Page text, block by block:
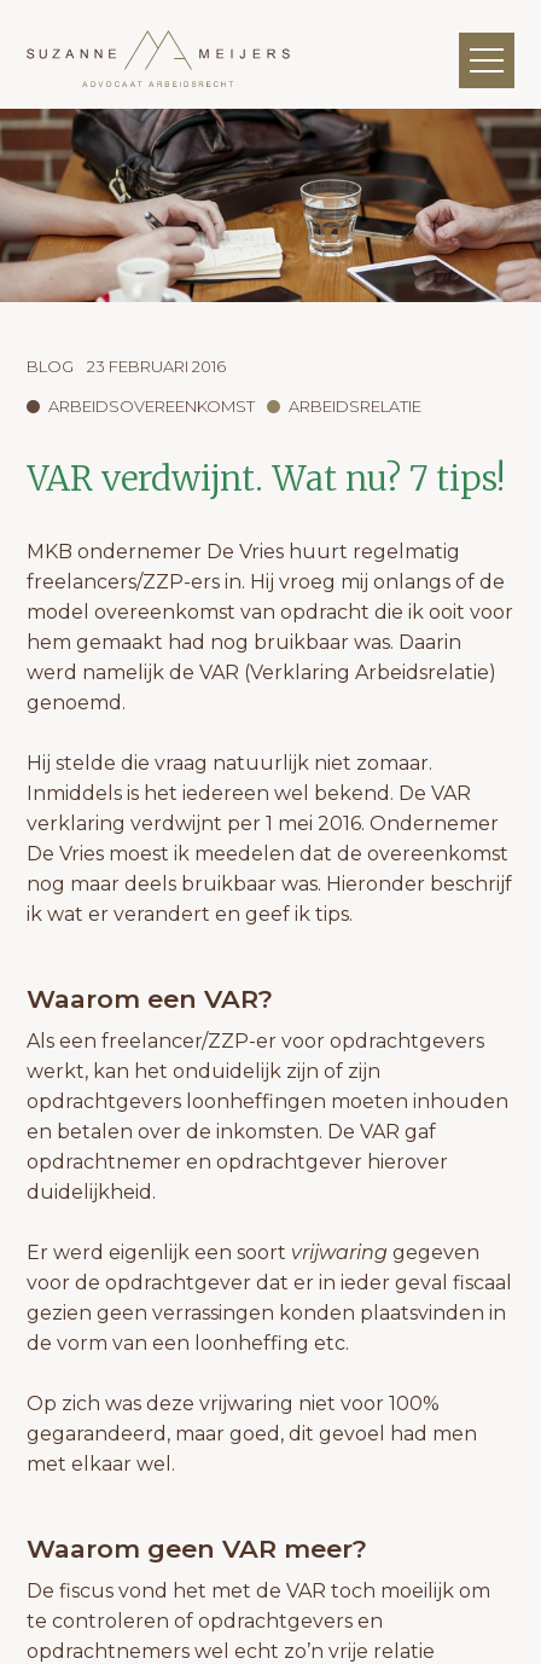
BLOG 23 FEBRUARI 2016
ARBEIDSOVEREENKOMST ARBEIDSRELATIE
VAR verdwijnt. Wat nu? 7 tips!
MKB ondernemer De Vries huurt regelmatig
freelancers/ZZP-ers in. Hij vroeg mij onlangs of de
model overeenkomst van opdracht die ik ooit voor
hem gemaakt had nog bruikbaar was. Daarin
werd namelijk de VAR (Verklaring Arbeidsrelatie)
genoemd.
Hij stelde die vraag natuurlijk niet zomaar.
Inmiddels is het iedereen wel bekend. De VAR
verklaring verdwijnt per 1 mei 2016. Ondernemer
De Vries moest ik meedelen dat de overeenkomst
nog maar deels bruikbaar was. Hieronder beschrijf
ik wat er verandert en geef ik tips.
Waarom een VAR?
Als een freelancer/ZZP-er voor opdrachtgevers
werkt, kan het onduidelijk zijn of zijn
opdrachtgevers loonheffingen moeten inhouden
en betalen over de inkomsten. De VAR gaf
opdrachtnemer en opdrachtgever hierover
duidelijkheid.
Er werd eigenlijk een soort vrijwaring gegeven
voor de opdrachtgever dat er in ieder geval fiscaal
gezien geen verrassingen konden plaatsvinden in
de vorm van een loonheffing etc.
Op zich was deze vrijwaring niet voor 100%
gegarandeerd, maar goed, dit gevoel had men
met elkaar wel.
Waarom geen VAR meer?
De fiscus vond het met de VAR toch moeilijk om
te controleren of opdrachtgevers en
opdrachtnemers wel echt zo’n vrije relatie